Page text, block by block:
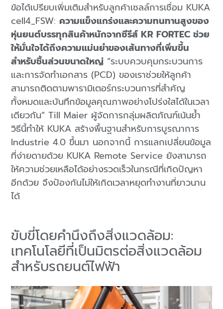
ข้อได้เปรียบเพิ่มเติมสำหรับลูกค้าเซลล์การเชื่อม KUKA
cell4_FSW:ความแข็งแกร่งและความทนทานสูงของ
หุ่นยนต์บรรทุกสินค้าหนักจากซีรีส์ KR FORTEC ช่วย
ให้มั่นใจได้ถึงความแม่นยำของเส้นทางที่เพิ่มขึ้น
สำหรับชิ้นส่วนขนาดใหญ่ “ระบบควบคุมกระบวนการ
และการจัดทำเอกสาร (PCD) ของเราช่วยให้ลูกค้า
สามารถติดตามพารามิเตอร์กระบวนการที่สำคัญ
ทั้งหมดและบันทึกข้อมูลคุณภาพอย่างโปร่งใสได้ในเวลา
เดียวกัน” Till Maier ผู้จัดการกลุ่มผลิตภัณฑ์เน้นย้ำ
วิธีนี้ทำให้ KUKA สร้างพื้นฐานสำหรับการบูรณาการ
Industrie 4.0 ขึ้นมา นอกจากนี้ การแลกเปลี่ยนข้อมูล
ที่ง่ายดายด้วย KUKA Remote Service ยังสามารถ
ให้ความช่วยเหลือได้อย่างรวดเร็วในกรณีที่เกิดปัญหา
อีกด้วย จึงป้องกันไม่ให้เกิดเวลาหยุดทำงานที่ยาวนาน
ได้
ขับขี่โดยคำนึงถึงสิ่งแวดล้อม:
เทคโนโลยีที่เป็นมิตรต่อสิ่งแวดล้อม
สำหรับรถยนต์ไฟฟ้า